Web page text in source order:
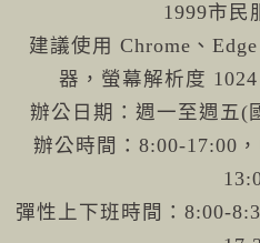
1999市民
建議使用 Chrome、
器，螢幕解析度
辦公日期：週一至週五(
辦公時間：8:00-17:00
彈性上下班時間：8:00-